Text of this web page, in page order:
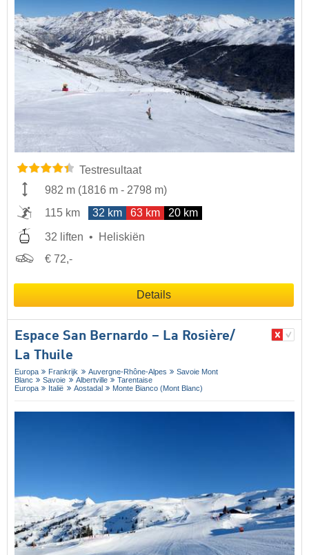
Testresultaat
982 m (1816 m - 2798 m)
115 km
32 km 63 km 20 km
32 liften
Heliskiën
€ 72,-
Details
Espace San Bernardo – La Rosière/​
La Thuile
Europa Frankrijk Auvergne-Rhône-Alpes
Savoie Mont
Blanc
Savoie Albertville
Tarentaise
Europa
Italië Aostadal Monte Bianco (Mont Blanc)